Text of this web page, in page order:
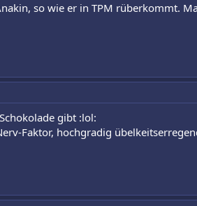
so wie er in TPM rüberkommt.
gibt :lol:
Faktor, hochgradig